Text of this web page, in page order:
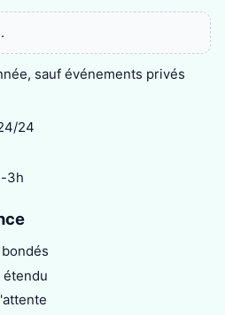
sauf événements privés
24
3h
étendu